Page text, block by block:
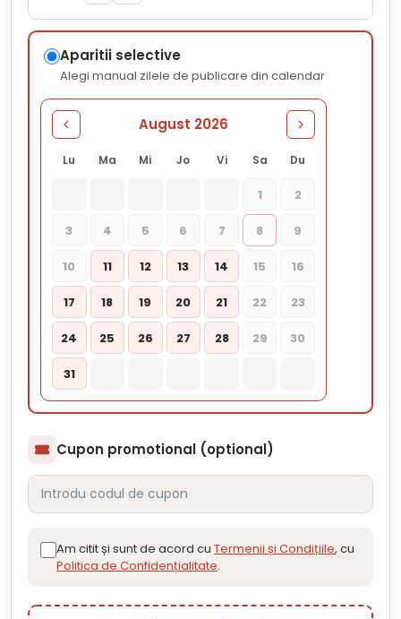
Aparitii selective
Alegi manual zilele de publicare din calendar
August 2026
Lu Ma Mi Jo Vi Sa Du
1 2
3 4 5 6 7 8 9
10 11 12 13 14 15 16
17 18 19 20 21 22 23
24 25 26 27 28 29 30
31
Cupon promotional (optional)
Am citit și sunt de acord cu Termenii și Condițiile, cu
Politica de Confidențialitate.